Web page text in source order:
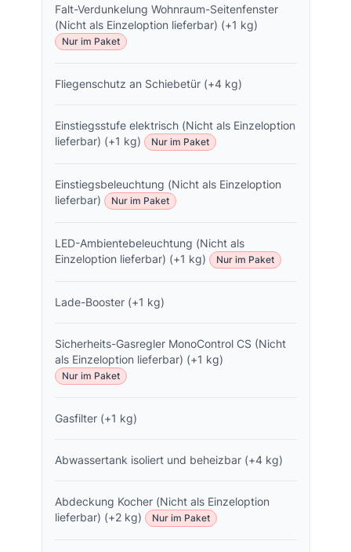
Falt-Verdunkelung Wohnraum-Seitenfenster
(Nicht als Einzeloption lieferbar) (+1 kg)
Nur im Paket
Fliegenschutz an Schiebetür (+4 kg)
Einstiegsstufe elektrisch (Nicht als Einzeloption
lieferbar) (+1 kg)
Nur im Paket
Einstiegsbeleuchtung (Nicht als Einzeloption
lieferbar)
Nur im Paket
LED-Ambientebeleuchtung (Nicht als
Einzeloption lieferbar) (+1 kg)
Nur im Paket
Lade-Booster (+1 kg)
Sicherheits-Gasregler MonoControl CS (Nicht
als Einzeloption lieferbar) (+1 kg)
Nur im Paket
Gasfilter (+1 kg)
Abwassertank isoliert und beheizbar (+4 kg)
Abdeckung Kocher (Nicht als Einzeloption
lieferbar) (+2 kg)
Nur im Paket